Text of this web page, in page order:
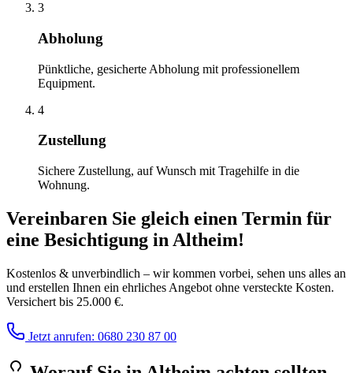
3
Abholung
Pünktliche, gesicherte Abholung mit professionellem
Equipment.
4
Zustellung
Sichere Zustellung, auf Wunsch mit Tragehilfe in die
Wohnung.
Vereinbaren Sie gleich einen Termin für
eine Besichtigung in Altheim!
Kostenlos & unverbindlich – wir kommen vorbei, sehen uns alles an
und erstellen Ihnen ein ehrliches Angebot ohne versteckte Kosten.
Versichert bis 25.000 €.
Jetzt anrufen: 0680 230 87 00